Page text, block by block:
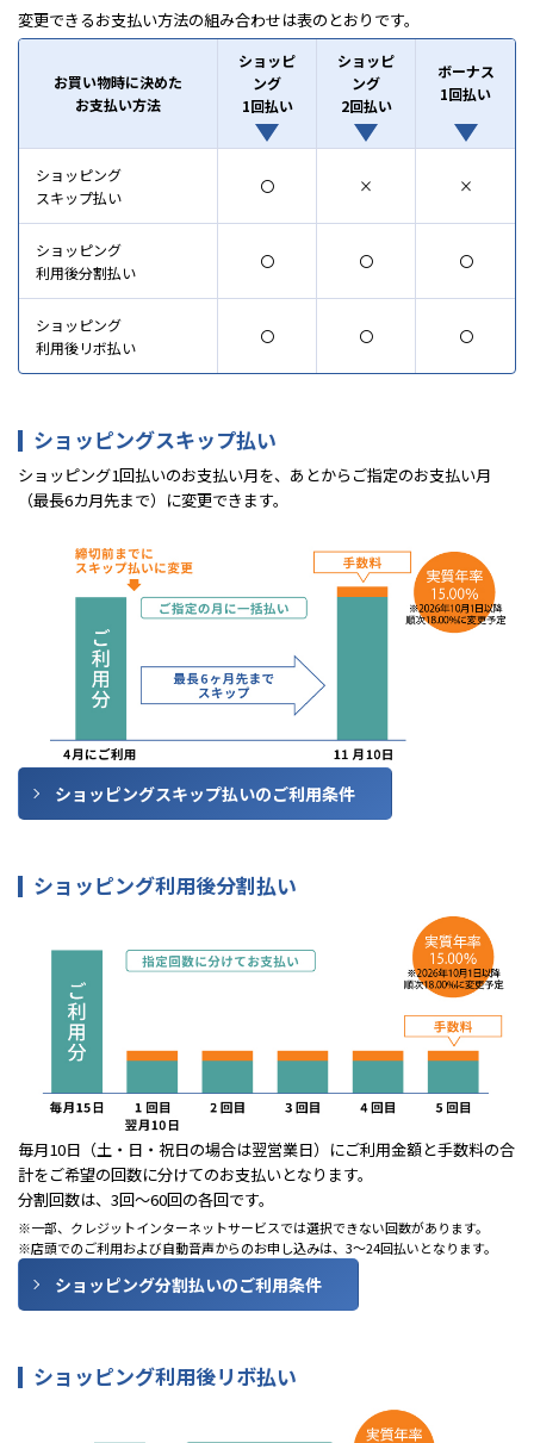
変更できるお支払い方法の組み合わせは表のとおりです。
お買い物時に決めた
お支払い方法
ショッピ
ング
1回払い
ショッピ
ング
2回払い
ボーナス
1回払い
ショッピング
スキップ払い
〇 × ×
ショッピング
利用後分割払い
〇 〇 〇
ショッピング
利用後リボ払い
〇 〇 〇
ショッピングスキップ払い
ショッピング1回払いのお支払い月を、あとからご指定のお支払い月
（最長6カ月先まで）に変更できます。
ショッピングスキップ払いのご利用条件
ショッピング利用後分割払い
毎月10日（土・日・祝日の場合は翌営業日）にご利用金額と手数料の合
計をご希望の回数に分けてのお支払いとなります。
分割回数は、3回～60回の各回です。
一部、クレジットインターネットサービスでは選択できない回数があります。
店頭でのご利用および自動音声からのお申し込みは、3～24回払いとなります。
ショッピング分割払いのご利用条件
ショッピング利用後リボ払い